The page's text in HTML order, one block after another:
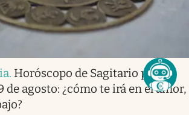
. Horóscopo de Sagitario para
de agosto: ¿cómo te irá en el amor,